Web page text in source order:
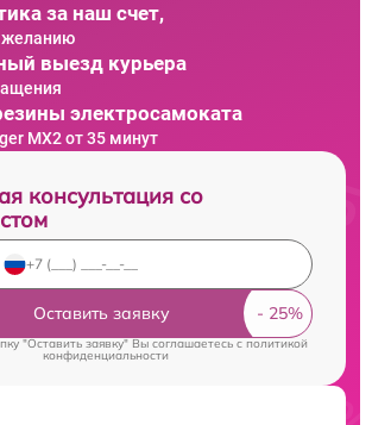
за наш счет,
желанию
выезд курьера
электросамоката
MX2 от 35 минут
консультация со
Оставить заявку
"Оставить заявку" Вы соглашаетесь cполитикой
конфиденциальности